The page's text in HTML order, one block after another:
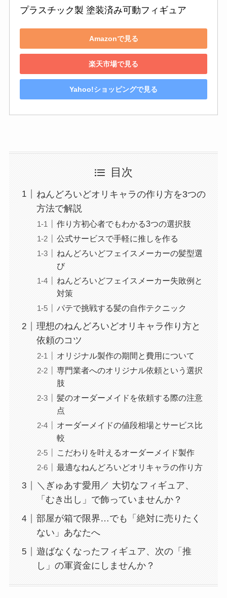
プラスチック製 塗装済み可動フィギュア
Amazonで見る
楽天市場で見る
Yahoo!ショッピングで見る
目次
ねんどろいどオリキャラの作り方を3つの
方法で解説
作り方初心者でもわかる3つの選択肢
公式サービスで手軽に推しを作る
ねんどろいどフェイスメーカーの髪型選
び
ねんどろいどフェイスメーカー失敗例と
対策
パテで挑戦する髪の自作テクニック
理想のねんどろいどオリキャラ作り方と
依頼のコツ
オリジナル製作の期間と費用について
専門業者へのオリジナル依頼という選択
肢
髪のオーダーメイドを依頼する際の注意
点
オーダーメイドの値段相場とサービス比
較
こだわりを叶えるオーダーメイド製作
最適なねんどろいどオリキャラの作り方
＼ぎゅあす愛用／ 大切なフィギュア、
「むき出し」で飾っていませんか？
部屋が箱で限界…でも「絶対に売りたく
ない」あなたへ
遊ばなくなったフィギュア、次の「推
し」の軍資金にしませんか？